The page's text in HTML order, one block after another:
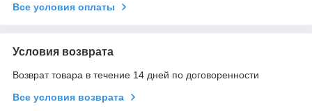
Все условия оплаты
Условия возврата
Возврат товара в течение 14 дней по договоренности
Все условия возврата